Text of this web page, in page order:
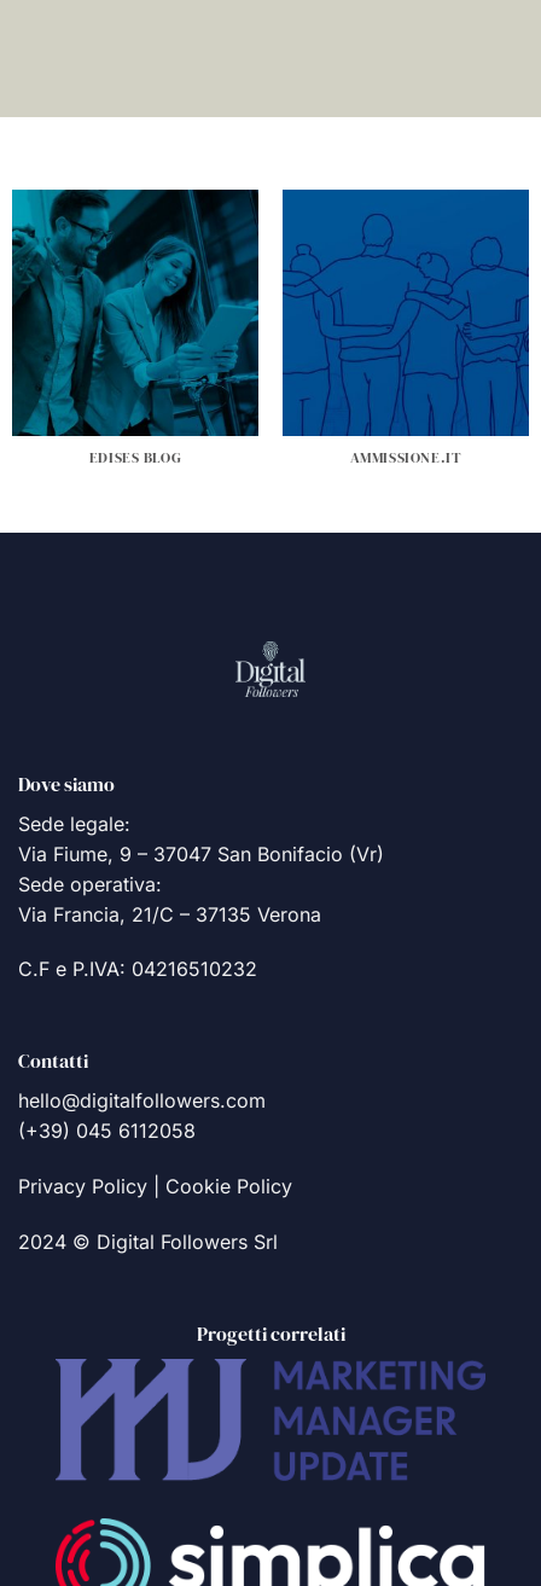
EDISES BLOG AMMISSIONE.IT
Dove siamo
Sede legale:
Via Fiume, 9 – 37047 San Bonifacio (Vr)
Sede operativa:
Via Francia, 21/C – 37135 Verona
C.F e P.IVA: 04216510232
Contatti
hello@digitalfollowers.com
(+39) 045 6112058
Privacy Policy Cookie Policy
2024 © Digital Followers Srl
Progetti correlati